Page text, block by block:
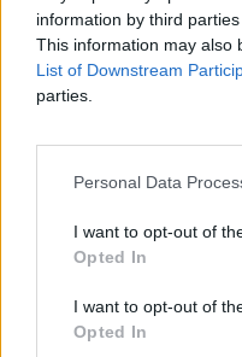
information by third
This information may also
List of Downstream
parties.
Personal Data
I want to opt-out of
Opted In
I want to opt-out of
Opted In
Wielka Brytania ma
się na dziewiątym miejscu –
magazynu „L'Express”.
ekspertów z 25 krajów. W
Holandia i Ukraina.
Reklama